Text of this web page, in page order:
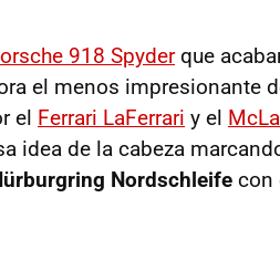
918 Spyderque
el menos impresionante
el Ferrari LaFerrari y el
idea de la cabeza
Nordschleife con